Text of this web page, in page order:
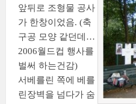
앞뒤로 조형물 공사
가 한창이었음. (축
구공 모양 같던데…
2006월드컵 행사를
벌써 하는건감)
서베를린 쪽에 베를
린장벽을 넘다가 숨